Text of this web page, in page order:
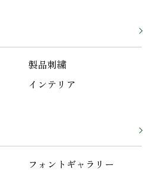
製品刺繍
インテリア
フォントギャラリー